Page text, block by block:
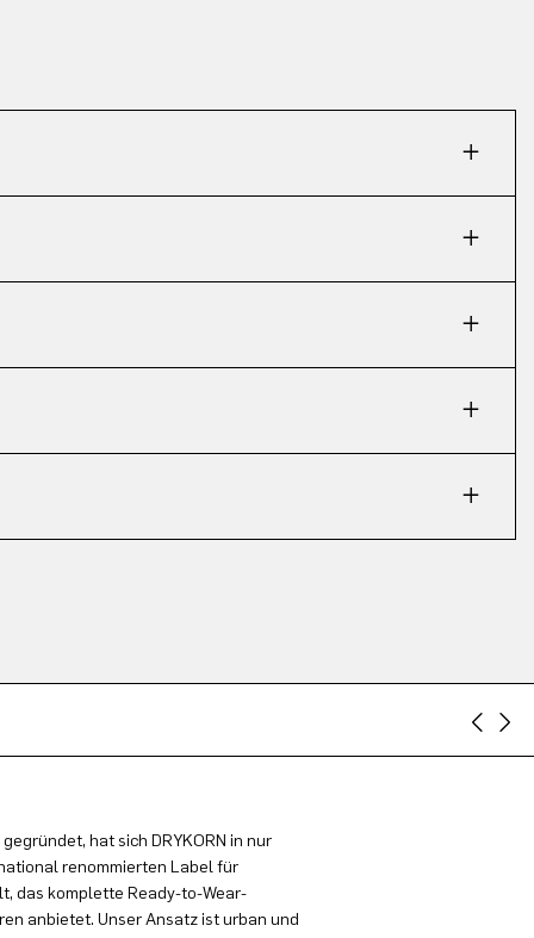
hat sich DRYKORN in nur
renommierten Label für
das komplette Ready-to-Wear-
anbietet. Unser Ansatz ist urban und